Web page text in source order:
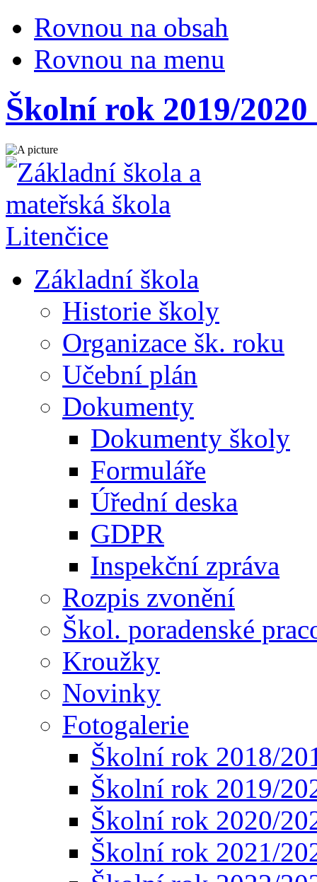
Rovnou na obsah
Rovnou na menu
Školní rok 2019/
Základní škola
Historie školy
Organizace šk. roku
Učební plán
Dokumenty
Dokumenty školy
Formuláře
Úřední deska
GDPR
Inspekční zpráva
Rozpis zvonění
Škol. poradenské
Kroužky
Novinky
Fotogalerie
Školní rok 2018/
Školní rok 2019/
Školní rok 2020/
Školní rok 2021/